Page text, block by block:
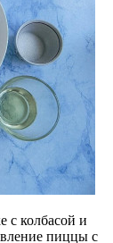
с колбасой и
пиццы с